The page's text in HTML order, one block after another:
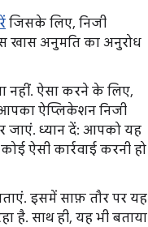
जिसके लिए, निजी
खास अनुमति का अनुरोध
नहीं. ऐसा करने के लिए,
ऐप्लिकेशन निजी
जाएं. ध्यान दें: आपको यह
ऐसी कार्रवाई करनी हो
इसमें साफ़ तौर पर यह
है. साथ ही, यह भी बताया